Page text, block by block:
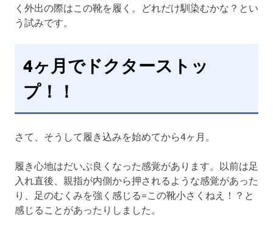
く外出の際はこの靴を履く。どれだけ馴染むかな？とい
う試みです。
4ヶ月でドクターストッ
プ！！
さて、そうして履き込みを始めてから4ヶ月。
履き心地はだいぶ良くなった感覚があります。以前は足
入れ直後、親指が内側から押されるような感覚があった
り、足のむくみを強く感じる=この靴小さくねえ！？と
感じることがあったりしました。